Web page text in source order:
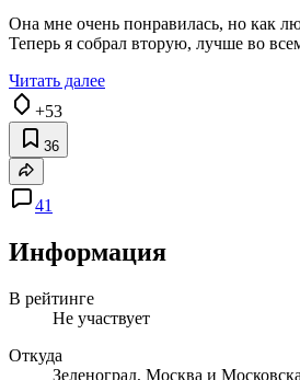
Она мне очень понравилась, но как
Теперь я собрал вторую, лучше во
Читать далее
+53
36
41
Информация
В рейтинге
Не участвует
Откуда
Зеленоград, Москва и